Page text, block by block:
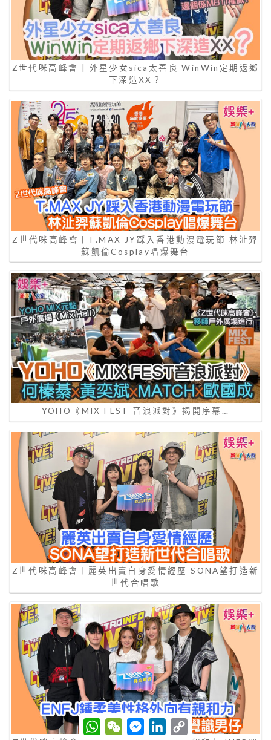
Z世代咪高峰會 | 外星少女sica太善良 WinWin定期返鄉
下深造XX？
Z世代咪高峰會丨T.MAX JY踩入香港動漫電玩節 林沚羿
蘇凱倫Cosplay唱爆舞台
YOHO《MIX FEST 音浪派對》揭開序幕…
Z世代咪高峰會丨麗英出賣自身愛情經歷 SONA望打造新
世代合唱歌
W
h
W
e
M
e
L
C
o